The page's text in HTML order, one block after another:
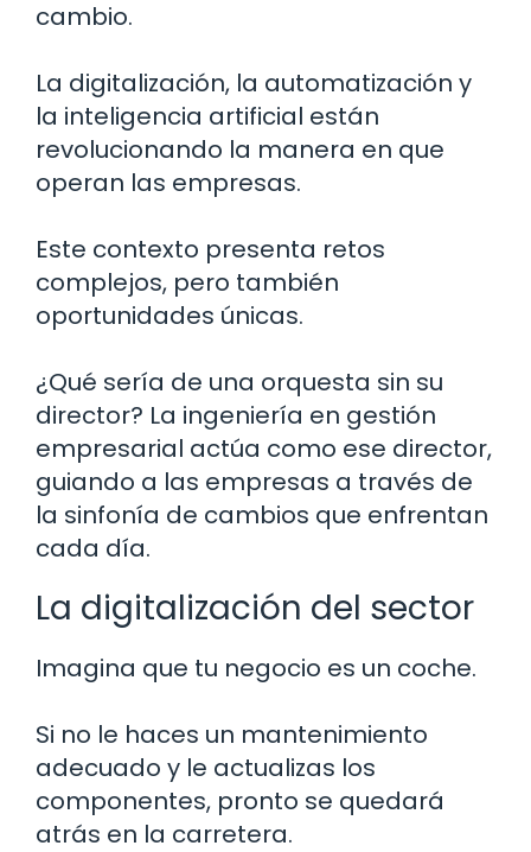
cambio.
La digitalización, la automatización y
la inteligencia artificial están
revolucionando la manera en que
operan las empresas.
Este contexto presenta retos
complejos, pero también
oportunidades únicas.
¿Qué sería de una orquesta sin su
director? La ingeniería en gestión
empresarial actúa como ese director,
guiando a las empresas a través de
la sinfonía de cambios que enfrentan
cada día.
La digitalización del sector
Imagina que tu negocio es un coche.
Si no le haces un mantenimiento
adecuado y le actualizas los
componentes, pronto se quedará
atrás en la carretera.